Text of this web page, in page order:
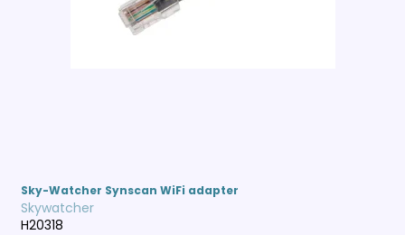
Sky-Watcher Synscan WiFi adapter
Skywatcher
H20318